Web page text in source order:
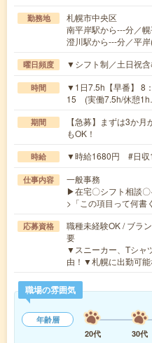
勤務地
札幌市中央区
南平岸駅から---分／
澄川駅から---分／平
曜日頻度 ▼シフト制／土日祝含
時間
▼1日7.5h【早番】 8
15 (実働7.5h/休憩
期間
【急募】まずは3か
もOK！
時給 ▼時給1680円 #日収
仕事内容
一般事務
▶在宅〇シフト相談〇
>「この項目って何
応募資格
職種未経験OK / ブラ
要
▼スニーカー、Tシャ
由！▼札幌に出勤可
職場の雰囲気
年齢層
20代
30代